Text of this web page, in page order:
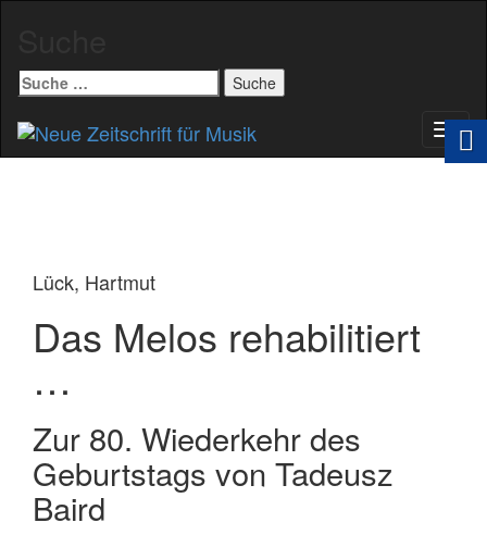
Suche
nach:
Lück, Hartmut
Das Melos rehabilitiert
…
Zur 80. Wiederkehr des
Geburtstags von Tadeusz
Baird